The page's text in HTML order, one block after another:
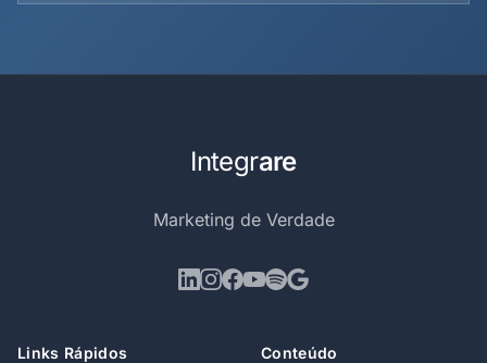
Integrare
Marketing de Verdade
Links Rápidos Conteúdo